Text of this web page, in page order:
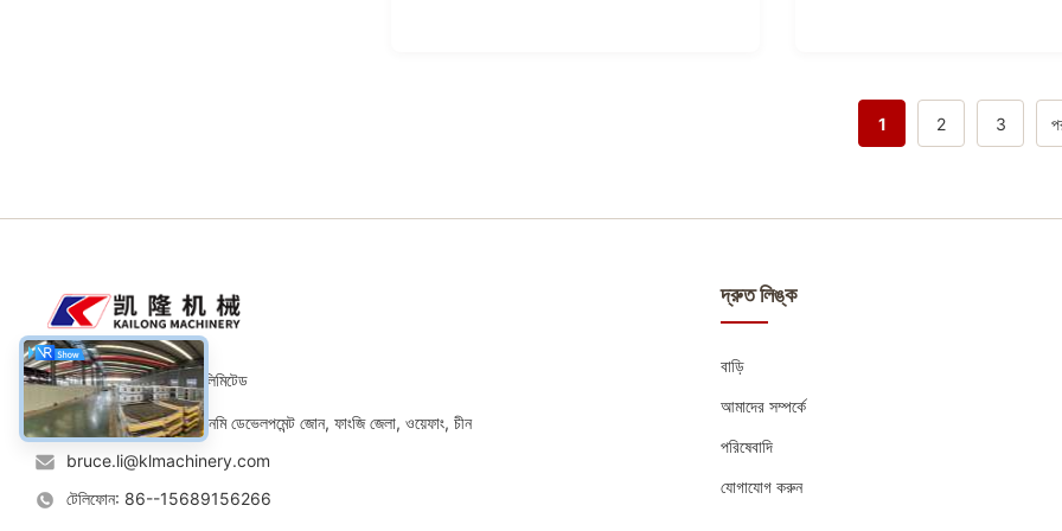
1 2 3
ওয়েফ্যাং কাইলং যন্ত্রপাতি কোং লিমিটেড
ঠিকানা: নং 11 রোড, ইকোনমি ডেভেলপমেন্ট জোন, ফাংজি জেলা, ওয়েফাং, চীন
bruce.li@klmachinery.com
টেলিফোন: 86--15689156266
দ্রুত লিঙ্ক
বাড়ি
আমাদের সম্পর্কে
পরিষেবাদি
যোগাযোগ করুন